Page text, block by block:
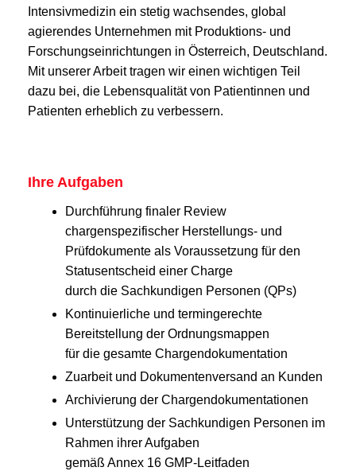
Intensivmedizin ein stetig wachsendes, global
agierendes Unternehmen mit Produktions- und
Forschungseinrichtungen in Österreich, Deutschland.
Mit unserer Arbeit tragen wir einen wichtigen Teil
dazu bei, die Lebensqualität von Patientinnen und
Patienten erheblich zu verbessern.
Ihre Aufgaben
Durchführung finaler Review
chargenspezifischer Herstellungs- und
Prüfdokumente als Voraussetzung für den
Statusentscheid einer Charge
durch die Sachkundigen Personen (QPs)
Kontinuierliche und termingerechte
Bereitstellung der Ordnungsmappen
für die gesamte Chargendokumentation
Zuarbeit und Dokumentenversand an Kunden
Archivierung der Chargendokumentationen
Unterstützung der Sachkundigen Personen im
Rahmen ihrer Aufgaben
gemäß Annex 16 GMP-Leitfaden